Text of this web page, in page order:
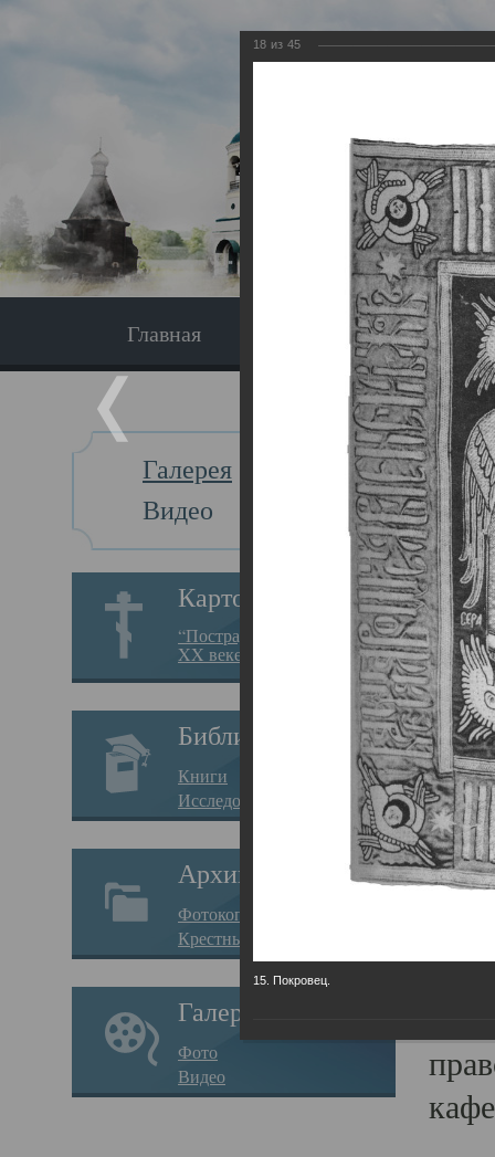
Главная Экскурсия
Галерея
Видео
Картотека
“Пострадавшие за веру в
XX веке на Севере”
Библиотека
Книги
Исследования
Архив
Фотокопии дел
Крестные ходы
Галерея
Фото
Видео
Главная
18 из 45
15. Покровец.